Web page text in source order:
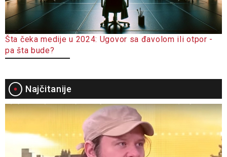
Šta čeka medije u 2024: Ugovor sa đavolom ili otpor -
pa šta bude?
Najčitanije